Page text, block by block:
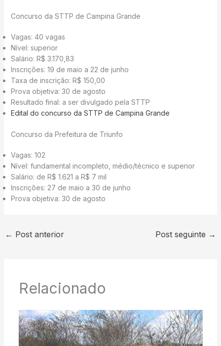
Concurso da STTP de Campina Grande
Vagas: 40 vagas
Nível: superior
Salário: R$ 3.170,83
Inscrições: 19 de maio a 22 de junho
Taxa de inscrição: R$ 150,00
Prova objetiva: 30 de agosto
Resultado final: a ser divulgado pela STTP
Edital do concurso da STTP de Campina Grande
Concurso da Prefeitura de Triunfo
Vagas: 102
Nível: fundamental incompleto, médio/técnico e superior
Salário: de R$ 1.621 a R$ 7 mil
Inscrições: 27 de maio a 30 de junho
Prova objetiva: 30 de agosto
← Post anterior Post seguinte →
Relacionado